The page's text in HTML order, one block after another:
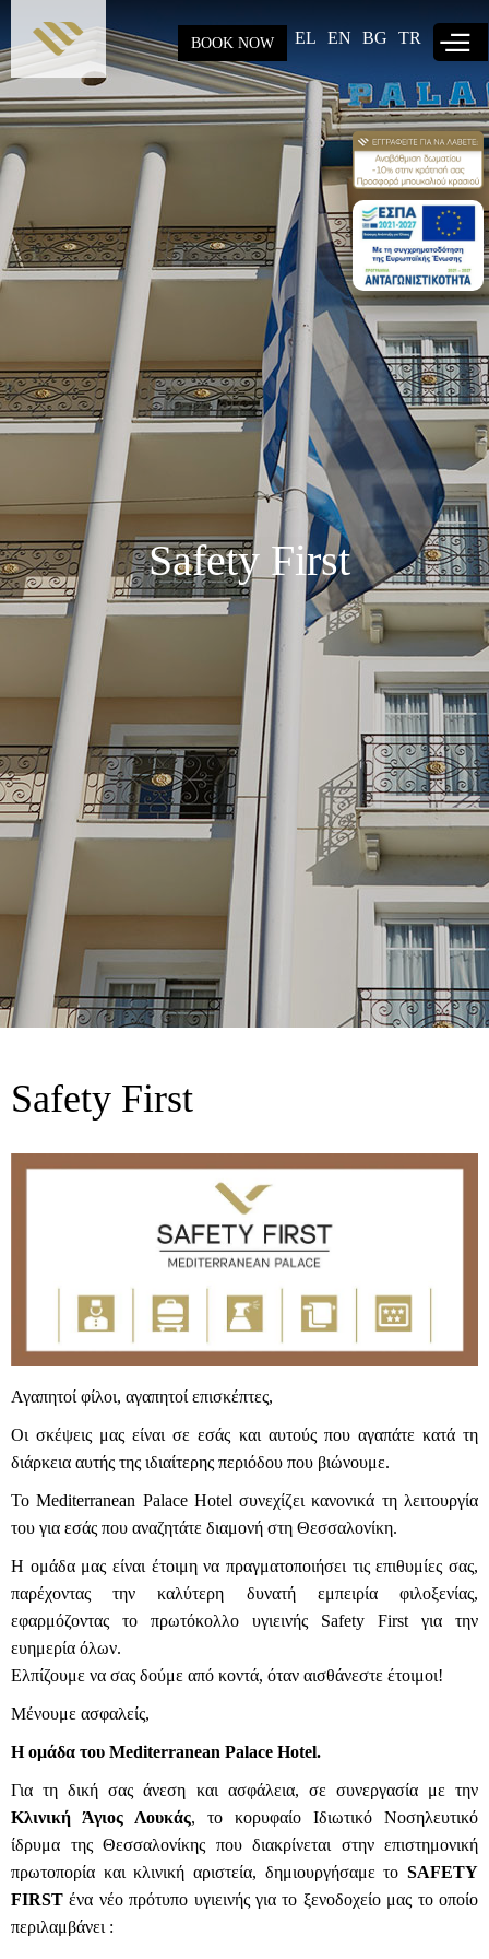
κυρίως
περιεχόμενο
BOOK NOW EL EN BG TR
Safety First
Safety First
Αγαπητοί φίλοι, αγαπητοί επισκέπτες,
Οι σκέψεις μας είναι σε εσάς και αυτούς που αγαπάτε κατά τη
διάρκεια αυτής της ιδιαίτερης περιόδου που βιώνουμε.
Το Mediterranean Palace Hotel συνεχίζει κανονικά τη λειτουργία
του για εσάς που αναζητάτε διαμονή στη Θεσσαλονίκη.
Η ομάδα μας είναι έτοιμη να πραγματοποιήσει τις επιθυμίες σας,
παρέχοντας την καλύτερη δυνατή εμπειρία φιλοξενίας,
εφαρμόζοντας το πρωτόκολλο υγιεινής Safety First για την
ευημερία όλων.
Ελπίζουμε να σας δούμε από κοντά, όταν αισθάνεστε έτοιμοι!
Μένουμε ασφαλείς,
Η ομάδα του Mediterranean Palace Hotel.
Για τη δική σας άνεση και ασφάλεια, σε συνεργασία με την
Κλινική Άγιος Λουκάς, το κορυφαίο Ιδιωτικό Νοσηλευτικό
ίδρυμα της Θεσσαλονίκης που διακρίνεται στην επιστημονική
πρωτοπορία και κλινική αριστεία, δημιουργήσαμε το SAFETY
FIRST ένα νέο πρότυπο υγιεινής για το ξενοδοχείο μας το οποίο
περιλαμβάνει :